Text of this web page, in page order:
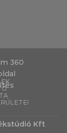
Kft